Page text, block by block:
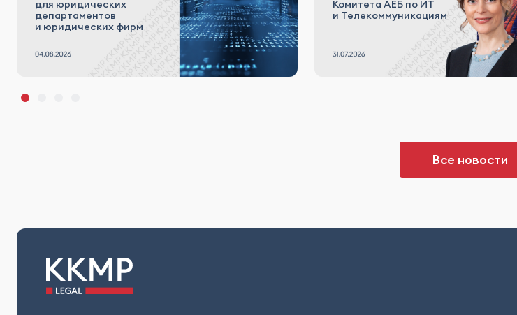
для юридических
департаментов
и юридических фирм
Комитета АЕБ по ИТ
и Телекоммуникациям
Все новости